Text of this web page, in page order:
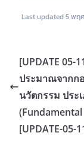
Last updated 5 พฤ
[UPDATE 05-
ประมาณจากก
นวัตกรรม ปร
[UPDATE-